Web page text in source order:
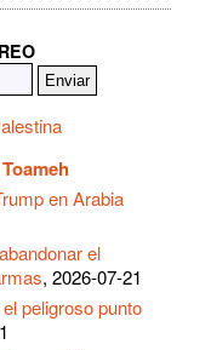
en Arabia
el
, 2026-07-21
peligroso punto